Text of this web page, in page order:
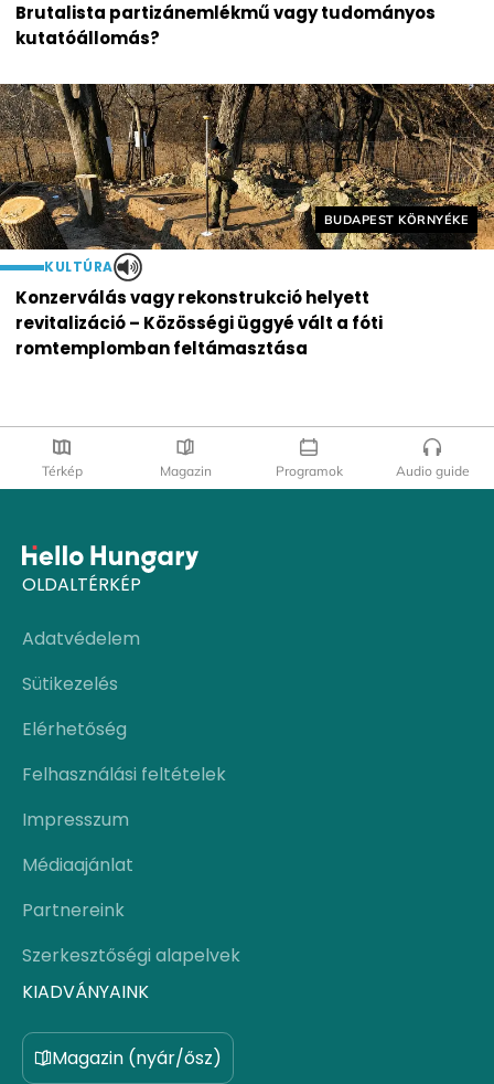
Brutalista partizánemlékmű vagy tudományos
kutatóállomás?
Helyszín címkék:
BUDAPEST KÖRNYÉKE
KULTÚRA
Konzerválás vagy rekonstrukció helyett
revitalizáció – Közösségi üggyé vált a fóti
romtemplomban feltámasztása
Térkép Magazin Programok Audio guide
OLDALTÉRKÉP
Adatvédelem
Sütikezelés
Elérhetőség
Felhasználási feltételek
Impresszum
Médiaajánlat
Partnereink
Szerkesztőségi alapelvek
KIADVÁNYAINK
Magazin (nyár/ősz)